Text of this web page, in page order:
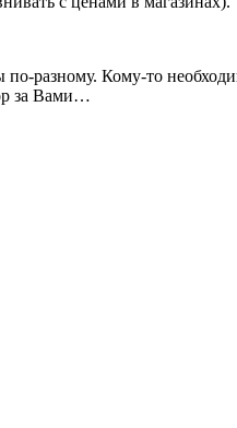
разному. Кому-то
за Вами…